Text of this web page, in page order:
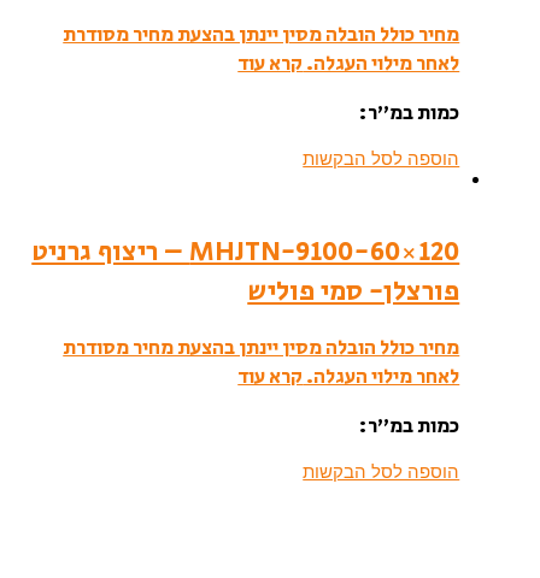
מחיר כולל הובלה מסין יינתן בהצעת מחיר מסודרת
לאחר מילוי העגלה.קרא עוד
כמות במ”ר:
הוספה לסל הבקשות
MHJTN-9100-60×120 – ריצוף גרניט
פורצלן- סמי פוליש
מחיר כולל הובלה מסין יינתן בהצעת מחיר מסודרת
לאחר מילוי העגלה.קרא עוד
כמות במ”ר:
הוספה לסל הבקשות